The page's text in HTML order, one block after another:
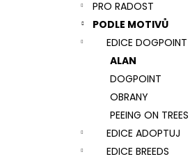
PRO RADOST
PODLE MOTIVŮ
EDICE DOGPOINT
ALAN
DOGPOINT
OBRANY
PEEING ON TREES
EDICE ADOPTUJ
EDICE BREEDS
NÁRAMEK TLAPKA -
159 Kč